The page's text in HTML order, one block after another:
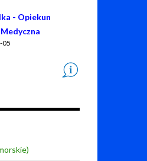
- Opiekun
05